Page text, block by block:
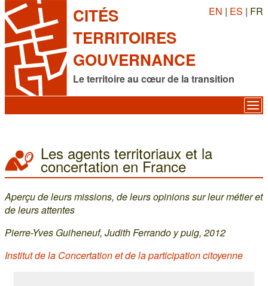
CITÉS
TERRITOIRES
GOUVERNANCE
Le territoire au cœur de la transition
EN | ES | FR
Les agents territoriaux et la
concertation en France
Aperçu de leurs missions, de leurs opinions sur leur métier et
de leurs attentes
Pierre-Yves Guiheneuf, Judith Ferrando y puig, 2012
Institut de la Concertation et de la participation citoyenne